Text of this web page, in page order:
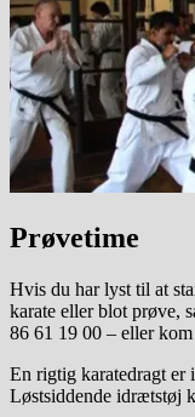
Prøvetime
Hvis du har lyst til at
karate eller blot prøve,
86 61 19 00 – eller
En rigtig karatedragt er
Løstsiddende idrætstøj